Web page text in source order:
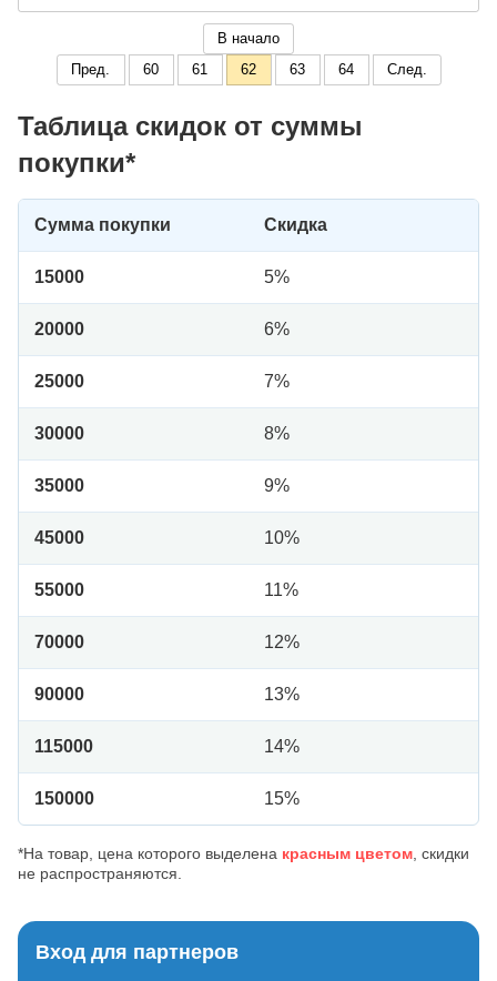
В начало
Пред.
60 61 62 63 64 След.
Таблица скидок от суммы
покупки*
Сумма покупки Скидка
15000 5%
20000 6%
25000 7%
30000 8%
35000 9%
45000 10%
55000 11%
70000 12%
90000 13%
115000 14%
150000 15%
*На товар, цена которого выделена красным цветом , скидки
не распространяются.
Вход для партнеров